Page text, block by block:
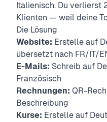
Italienisch. Du verlierst
Klienten — weil deine
Die Lösung
Website: Erstelle auf
übersetzt nach FR/IT/
E-Mails: Schreib auf
Französisch
Rechnungen: QR-
Beschreibung
Kurse: Erstelle auf